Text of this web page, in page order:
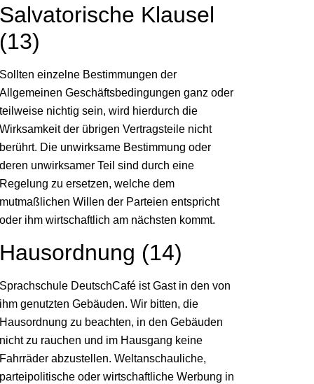
Salvatorische Klausel
(13)
Sollten einzelne Bestimmungen der
Allgemeinen Geschäftsbedingungen ganz oder
teilweise nichtig sein, wird hierdurch die
Wirksamkeit der übrigen Vertragsteile nicht
berührt. Die unwirksame Bestimmung oder
deren unwirksamer Teil sind durch eine
Regelung zu ersetzen, welche dem
mutmaßlichen Willen der Parteien entspricht
oder ihm wirtschaftlich am nächsten kommt.
Hausordnung (14)
Sprachschule DeutschCafé ist Gast in den von
ihm genutzten Gebäuden. Wir bitten, die
Hausordnung zu beachten, in den Gebäuden
nicht zu rauchen und im Hausgang keine
Fahrräder abzustellen. Weltanschauliche,
parteipolitische oder wirtschaftliche Werbung in